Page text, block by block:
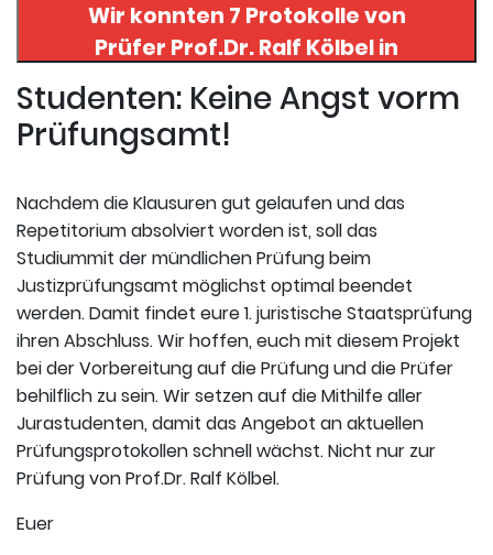
Wir konnten 7 Protokolle von
Prüfer Prof.Dr. Ralf Kölbelin
uneserer Datenbank finden. Hier
registrieren und die Protokolle
abrufen.
Studenten: Keine Angst vorm
Prüfungsamt!
Nachdem die Klausuren gut gelaufen und das
Repetitorium absolviert worden ist, soll das
Studiummit der mündlichen Prüfung beim
Justizprüfungsamt möglichst optimal beendet
werden. Damit findet eure 1. juristische Staatsprüfung
ihren Abschluss. Wir hoffen, euch mit diesem Projekt
bei der Vorbereitung auf die Prüfung und die Prüfer
behilflich zu sein. Wir setzen auf die Mithilfe aller
Jurastudenten, damit das Angebot an aktuellen
Prüfungsprotokollen schnell wächst. Nicht nur zur
Prüfung von Prof.Dr. Ralf Kölbel.
Euer